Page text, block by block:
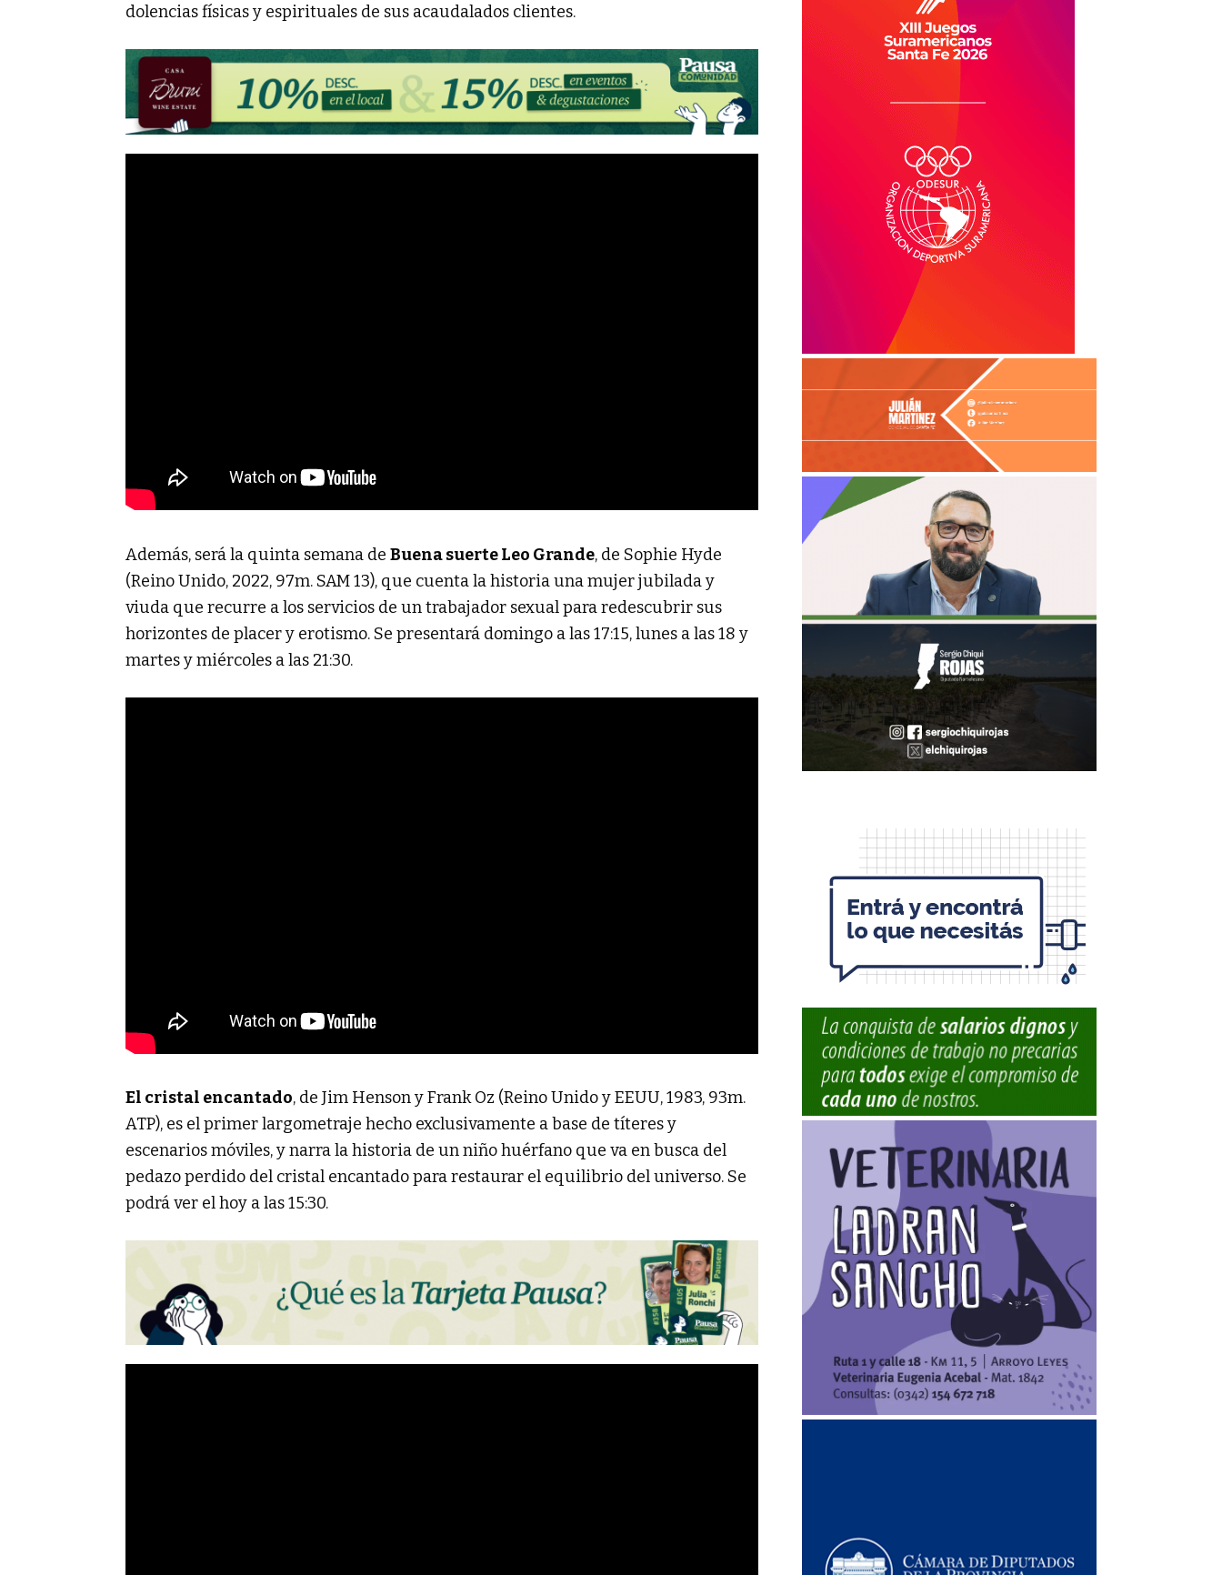
dolencias físicas y espirituales de sus acaudalados clientes.
Además, será la quinta semana de Buena suerte Leo Grande, de Sophie Hyde
(Reino Unido, 2022, 97m. SAM 13), que cuenta la historia una mujer jubilada y
viuda que recurre a los servicios de un trabajador sexual para redescubrir sus
horizontes de placer y erotismo. Se presentará domingo a las 17:15, lunes a las 18 y
martes y miércoles a las 21:30.
El cristal encantado, de Jim Henson y Frank Oz (Reino Unido y EEUU, 1983, 93m.
ATP), es el primer largometraje hecho exclusivamente a base de títeres y
escenarios móviles, y narra la historia de un niño huérfano que va en busca del
pedazo perdido del cristal encantado para restaurar el equilibrio del universo. Se
podrá ver el hoy a las 15:30.